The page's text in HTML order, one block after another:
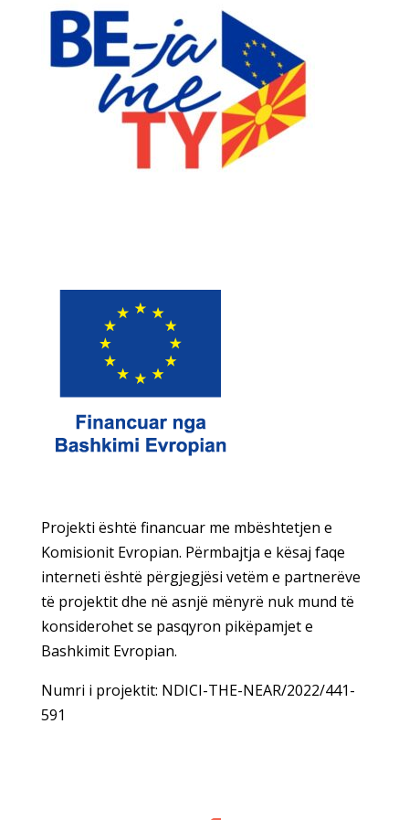
Projekti është financuar me mbështetjen e
Komisionit Evropian. Përmbajtja e kësaj faqe
interneti është përgjegjësi vetëm e partnerëve
të projektit dhe në asnjë mënyrë nuk mund të
konsiderohet se pasqyron pikëpamjet e
Bashkimit Evropian.
Numri i projektit: NDICI-THE-NEAR/2022/441-
591